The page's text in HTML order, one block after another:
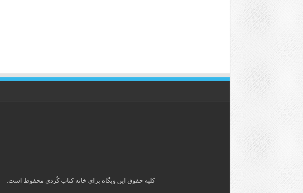
کلیه حقوق این وبگاه برای خانه کتاب كُردی محفوظ است.